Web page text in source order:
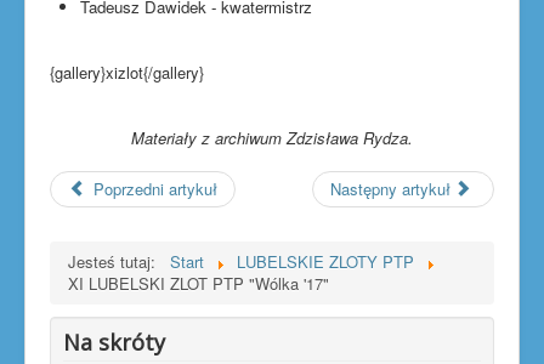
Tadeusz Dawidek - kwatermistrz
{gallery}xizlot{/gallery}
Materiały z archiwum Zdzisława Rydza.
Poprzedni artykuł Następny artykuł
Jesteś tutaj: Start
LUBELSKIE ZLOTY PTP
XI LUBELSKI ZLOT PTP "Wólka '17"
Na skróty